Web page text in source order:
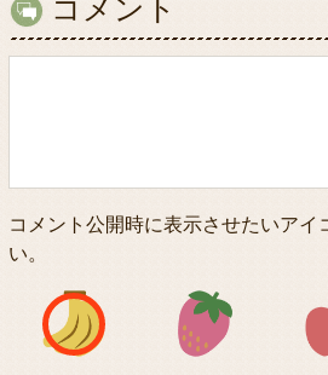
コメント
コメント公開時に表示させたいアイ
い。
アイコン1 アイコ